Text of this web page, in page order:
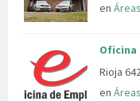
en
Oficina
Rioja
en